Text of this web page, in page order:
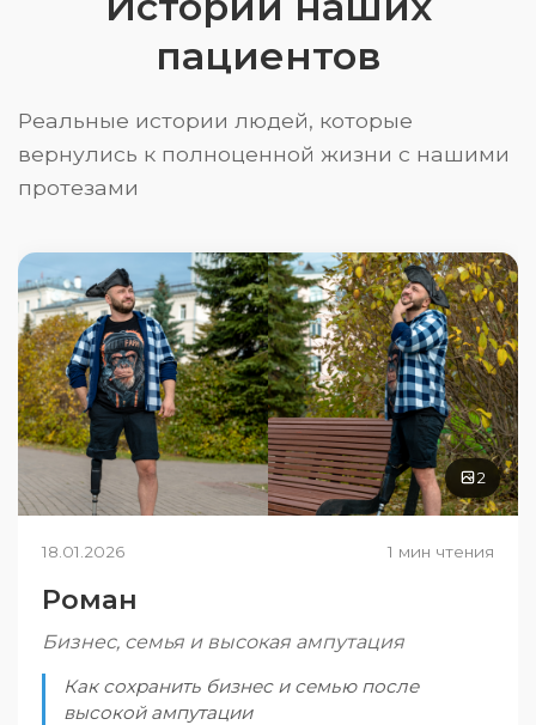
пациентов
Реальные истории людей, которые
вернулись к полноценной жизни с нашими
протезами
2
18.01.2026 1 мин чтения
Роман
Бизнес, семья и высокая ампутация
Как сохранить бизнес и семью после
высокой ампутации